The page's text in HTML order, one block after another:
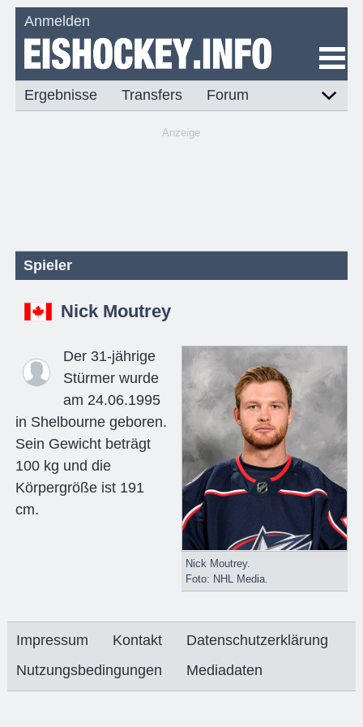
Anmelden
Ergebnisse Transfers Forum
Anzeige
Spieler
Nick Moutrey
Nick Moutrey.
Foto: NHL Media.
Der 31-jährige
Stürmer wurde
am 24.06.1995
in Shelbourne geboren.
Sein Gewicht beträgt
100 kg und die
Körpergröße ist 191
cm.
Impressum Kontakt
Datenschutzerklärung
Nutzungsbedingungen
Mediadaten